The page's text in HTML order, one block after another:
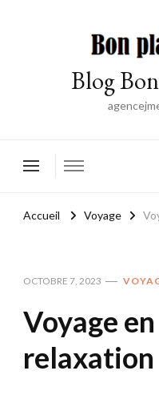
Blog
Accueil Voyage
OCTOBRE 7, 2023
Voyage
relaxation